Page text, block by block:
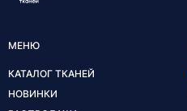
МЕНЮ
КАТАЛОГ ТКАНЕЙ
НОВИНКИ